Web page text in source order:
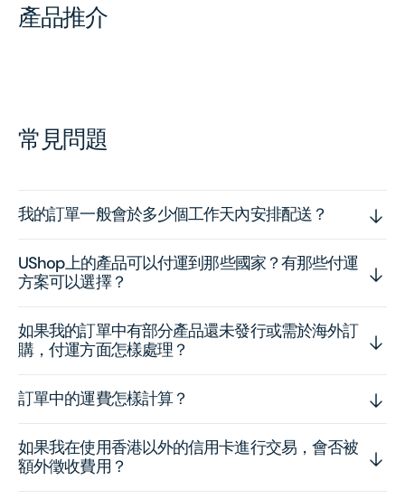
產品推介
常見問題
我的訂單一般會於多少個工作天內安排配送？
UShop上的產品可以付運到那些國家？有那些付運
方案可以選擇？
如果我的訂單中有部分產品還未發行或需於海外訂
購，付運方面怎樣處理？
訂單中的運費怎樣計算？
如果我在使用香港以外的信用卡進行交易，會否被
額外徵收費用？